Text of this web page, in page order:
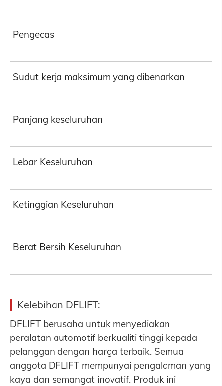
Pengecas
Sudut kerja maksimum yang dibenarkan
Panjang keseluruhan
Lebar Keseluruhan
Ketinggian Keseluruhan
Berat Bersih Keseluruhan
Kelebihan DFLIFT:
DFLIFT berusaha untuk menyediakan
peralatan automotif berkualiti tinggi kepada
pelanggan dengan harga terbaik. Semua
anggota DFLIFT mempunyai pengalaman yang
kaya dan semangat inovatif. Produk ini